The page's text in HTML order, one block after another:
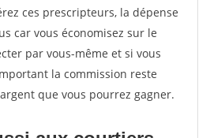
ces prescripteurs, la dépense
car vous économisez sur le
par vous-même et si vous
la commission reste
que vous pourrez gagner.